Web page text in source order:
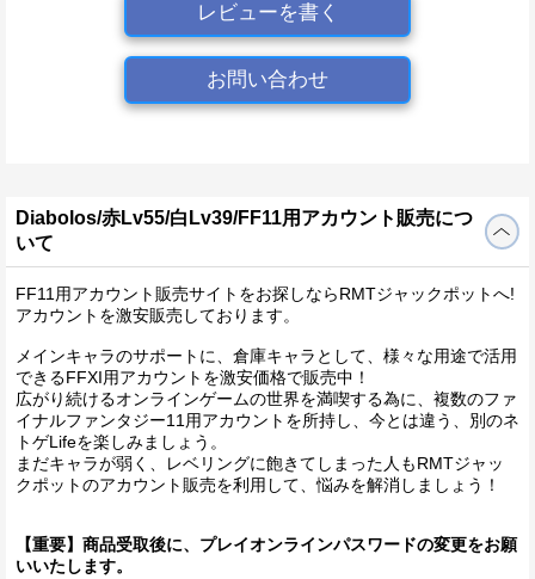
レビューを書く
お問い合わせ
Diabolos/赤Lv55/白Lv39/FF11用アカウント販売につ
いて
FF11用アカウント販売サイトをお探しならRMTジャックポットへ!
アカウントを激安販売しております。
メインキャラのサポートに、倉庫キャラとして、様々な用途で活用
できるFFXI用アカウントを激安価格で販売中！
広がり続けるオンラインゲームの世界を満喫する為に、複数のファ
イナルファンタジー11用アカウントを所持し、今とは違う、別のネ
トゲLifeを楽しみましょう。
まだキャラが弱く、レベリングに飽きてしまった人もRMTジャッ
クポットのアカウント販売を利用して、悩みを解消しましょう！
【重要】商品受取後に、プレイオンラインパスワードの変更をお願
いいたします。